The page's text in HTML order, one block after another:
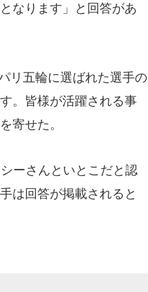
なります」と回答があ
リ五輪に選ばれた選手の
。皆様が活躍される事
寄せた。
ーさんといとこだと認
は回答が掲載されると